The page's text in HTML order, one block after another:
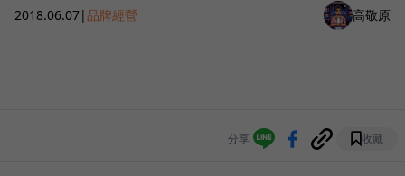
2018.06.07| 品牌經營 高敬原
分享 收藏